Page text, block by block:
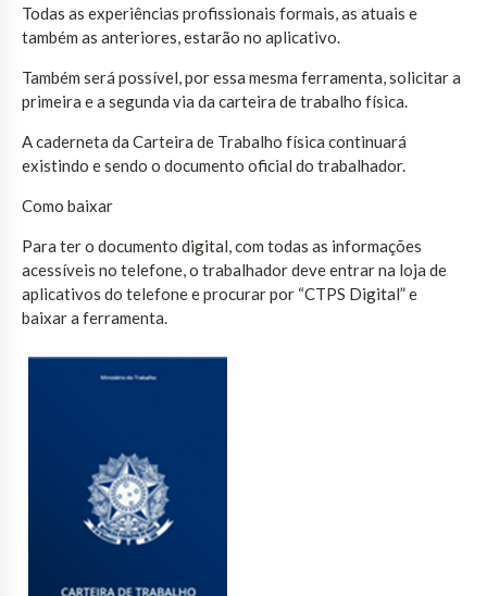
Todas as experiências profissionais formais, as atuais e
também as anteriores, estarão no aplicativo.
Também será possível, por essa mesma ferramenta, solicitar a
primeira e a segunda via da carteira de trabalho física.
A caderneta da Carteira de Trabalho física continuará
existindo e sendo o documento oficial do trabalhador.
Como baixar
Para ter o documento digital, com todas as informações
acessíveis no telefone, o trabalhador deve entrar na loja de
aplicativos do telefone e procurar por “CTPS Digital” e
baixar a ferramenta.